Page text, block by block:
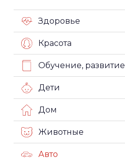
Здоровье
Красота
Обучение, развитие
Дети
Дом
Животные
Авто